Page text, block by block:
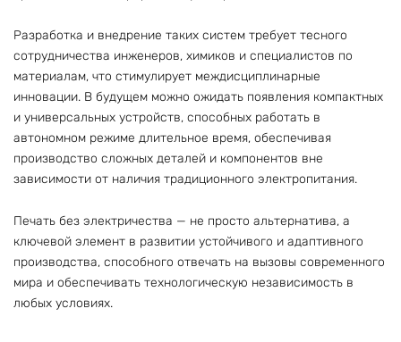
Разработка и внедрение таких систем требует тесного
сотрудничества инженеров, химиков и специалистов по
материалам, что стимулирует междисциплинарные
инновации. В будущем можно ожидать появления компактных
и универсальных устройств, способных работать в
автономном режиме длительное время, обеспечивая
производство сложных деталей и компонентов вне
зависимости от наличия традиционного электропитания.
Печать без электричества — не просто альтернатива, а
ключевой элемент в развитии устойчивого и адаптивного
производства, способного отвечать на вызовы современного
мира и обеспечивать технологическую независимость в
любых условиях.